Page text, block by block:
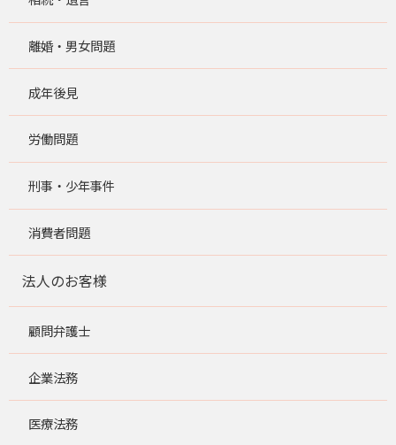
離婚・男女問題
成年後見
労働問題
刑事・少年事件
消費者問題
法人のお客様
顧問弁護士
企業法務
医療法務